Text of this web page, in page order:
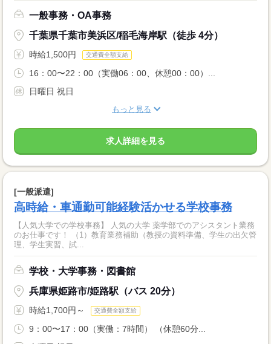
一般事務・OA事務
千葉県千葉市美浜区/稲毛海岸駅（徒歩 4分）
時給1,500円 交通費全額支給
16：00〜22：00（実働06：00、休憩00：00）...
日曜日 祝日
もっと見る
求人詳細を見る
[一般派遣]
高時給・車通勤可能経験活かせる学校事務
【人気大学での学校事務】 人気の大学 薬学部でのアシスタント業務
のお仕事です！ （1）教育業務補助（教授の資料準備、学生の出欠管
理、学生実習、試...
学校・大学事務・図書館
兵庫県姫路市/姫路駅（バス 20分）
時給1,700円～ 交通費全額支給
9：00〜17：00（実働：7時間） （休憩60分...